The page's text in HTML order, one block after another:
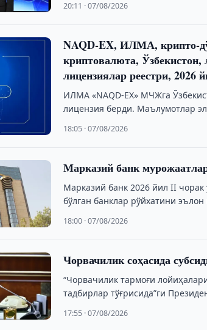
20:11 · 07/08/2026
NAQD-EX, ИЛМА, крипто-
криптовалюта,
лицензиялар реестри, 2026
ИЛМА «NAQD-EX» МЧЖга
лицензия берди. Маълумотлар
18:05 · 07/08/2026
Марказий банк
Марказий банк 2026 йил II
бўлган банклар рўйхатини
18:00 · 07/08/2026
Чорвачилик соҳасида
“Чорвачилик тармоғи
тадбирлар тўғрисида”ги
17:55 · 07/08/2026